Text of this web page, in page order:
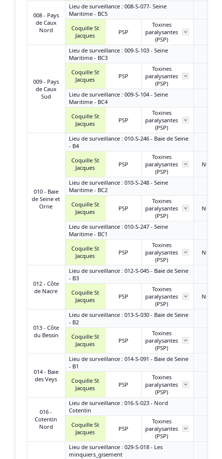
008 - Pays
de Caux
Nord
Lieu de surveillance : 008-S-077- Seine
Maritime - BC5
Coquille St
Jacques
PSP
Toxines
paralysantes
(PSP)
009 - Pays
de Caux
Sud
Lieu de surveillance : 009-S-103 - Seine
Maritime - BC3
Coquille St
Jacques
PSP
Toxines
paralysantes
(PSP)
Lieu de surveillance : 009-S-104 - Seine
Maritime - BC4
Coquille St
Jacques
PSP
Toxines
paralysantes
(PSP)
010 - Baie
de Seine et
Orne
Lieu de surveillance : 010-S-246 - Baie de Seine
- B4
Coquille St
Jacques
PSP
Toxines
paralysantes
(PSP)
NQ ou
Lieu de surveillance : 010-S-248 - Seine
Maritime - BC2
Coquille St
Jacques
PSP
Toxines
paralysantes
(PSP)
NQ ou
Lieu de surveillance : 010-S-247 - Seine
Maritime - BC1
Coquille St
Jacques
PSP
Toxines
paralysantes
(PSP)
NQ ou
012 - Côte
de Nacre
Lieu de surveillance : 012-S-045 - Baie de Seine
- B3
Coquille St
Jacques
PSP
Toxines
paralysantes
(PSP)
NQ ou
013 - Côte
du Bessin
Lieu de surveillance : 013-S-030 - Baie de Seine
- B2
Coquille St
Jacques
PSP
Toxines
paralysantes
(PSP)
014 - Baie
des Veys
Lieu de surveillance : 014-S-091 - Baie de Seine
- B1
Coquille St
Jacques
PSP
Toxines
paralysantes
(PSP)
016 -
Cotentin
Nord
Lieu de surveillance : 016-S-023 - Nord
Cotentin
Coquille St
Jacques
PSP
Toxines
paralysantes
(PSP)
Lieu de surveillance : 029-S-018 - Les
minquiers_gisement